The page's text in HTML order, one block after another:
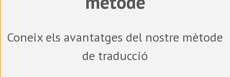
Coneix els avantatges del nostre mètode
de traducció